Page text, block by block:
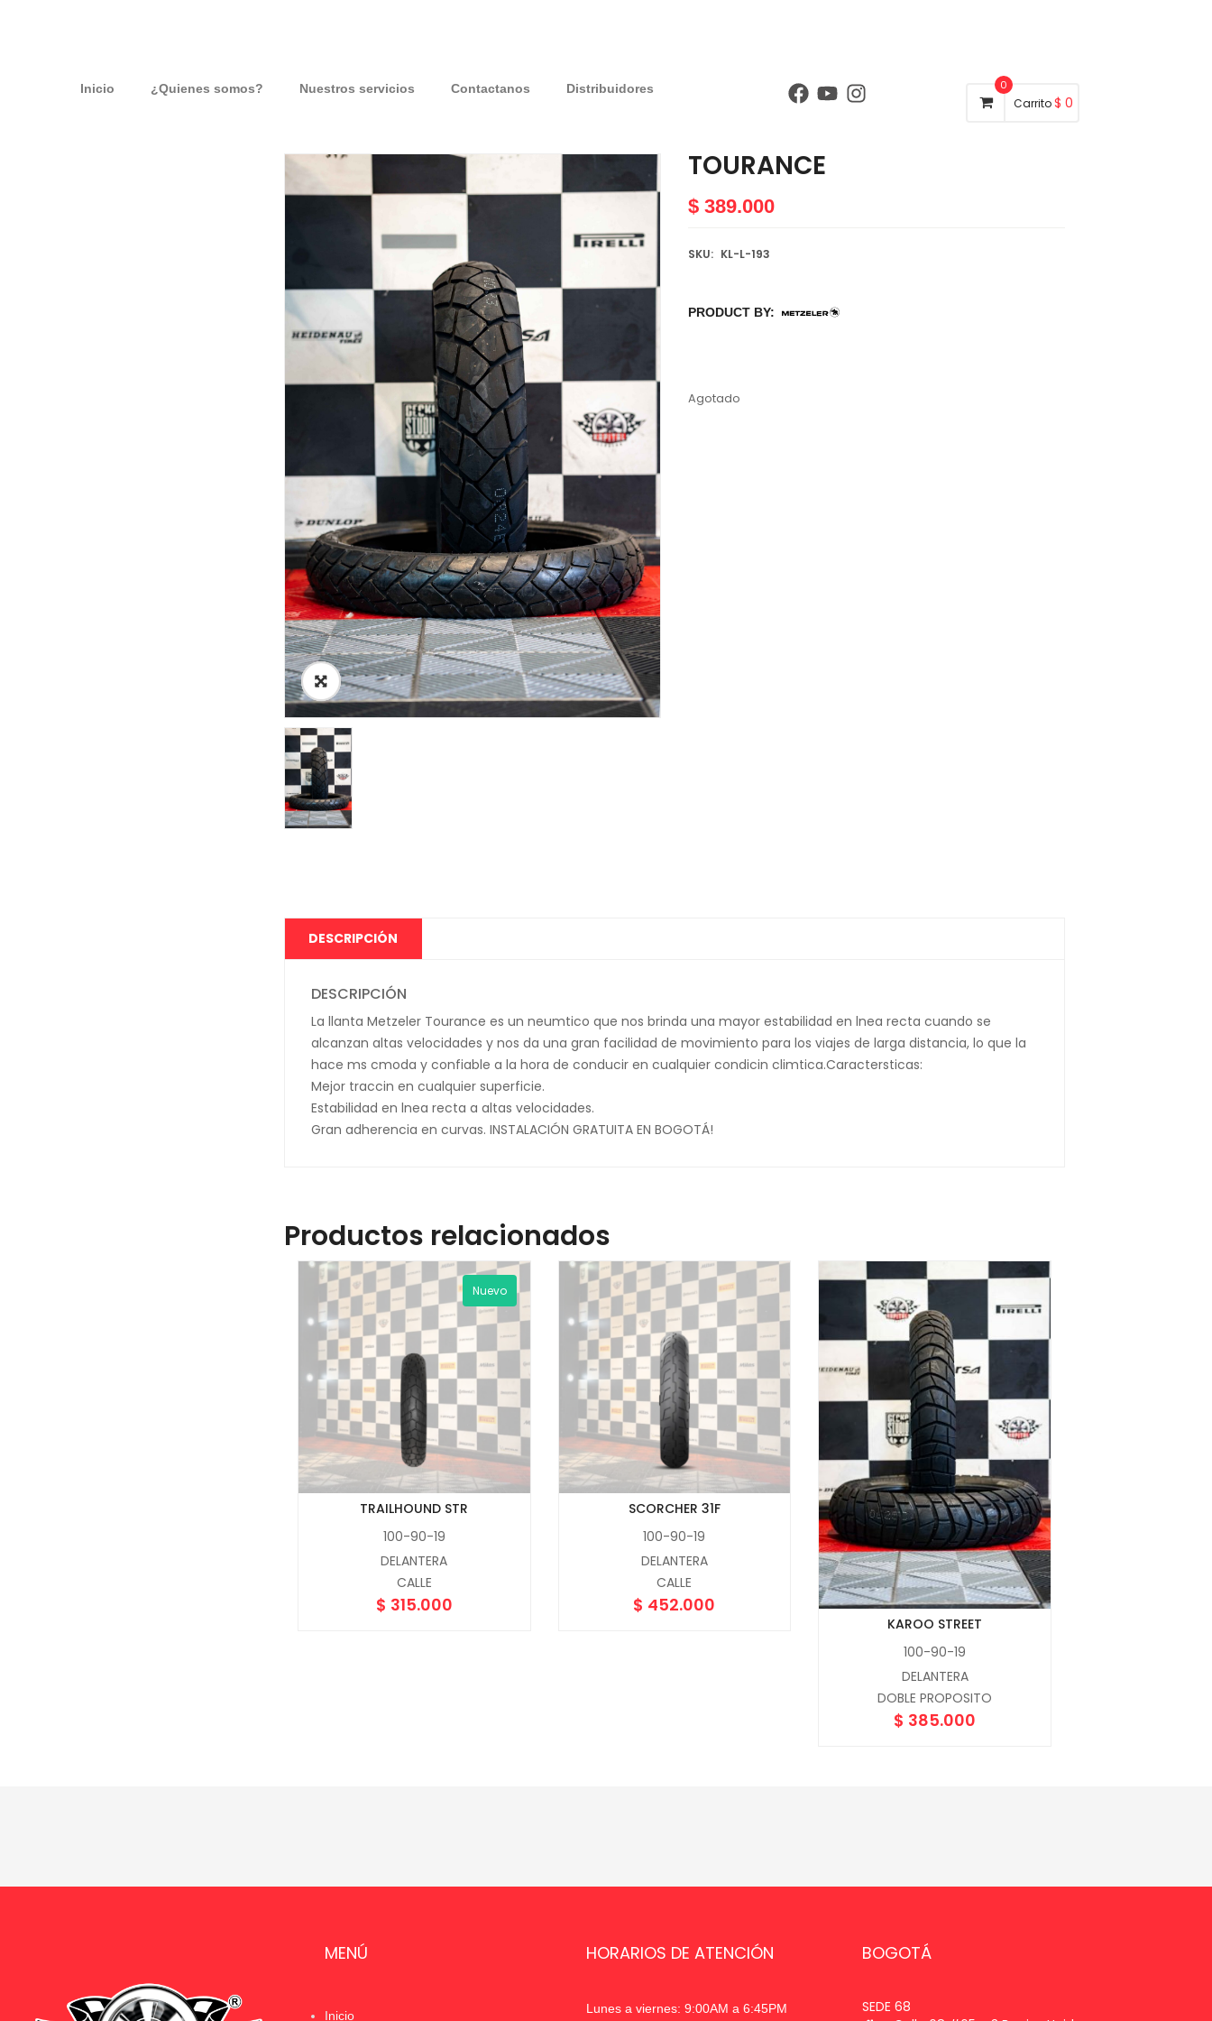
Inicio ¿Quienes somos? Nuestros servicios Contactanos Distribuidores 0
Carrito$ 0
TOURANCE
$389.000
SKU: KL-L-193
PRODUCT BY:
Agotado
DESCRIPCIÓN
DESCRIPCIÓN
La llanta Metzeler Tourance es un neumtico que nos brinda una mayor estabilidad en lnea recta cuando se
alcanzan altas velocidades y nos da una gran facilidad de movimiento para los viajes de larga distancia, lo que la
hace ms cmoda y confiable a la hora de conducir en cualquier condicin climtica.Caractersticas:
Mejor traccin en cualquier superficie.
Estabilidad en lnea recta a altas velocidades.
Gran adherencia en curvas. INSTALACIÓN GRATUITA EN BOGOTÁ!
Productos relacionados
Nuevo
TRAILHOUND STR
100-90-19
DELANTERA
CALLE
$ 315.000
SCORCHER 31F
100-90-19
DELANTERA
CALLE
$ 452.000
KAROO STREET
100-90-19
DELANTERA
DOBLE PROPOSITO
$ 385.000
MENÚ
Inicio
HORARIOS DE ATENCIÓN
Lunes a viernes: 9:00AM a 6:45PM
BOGOTÁ
SEDE 68